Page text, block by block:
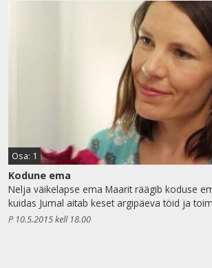
Osa: 1
Kodune ema
Nelja väikelapse ema Maarit räägib koduse
kuidas Jumal aitab keset argipäeva töid ja
P 10.5.2015 kell 18.00